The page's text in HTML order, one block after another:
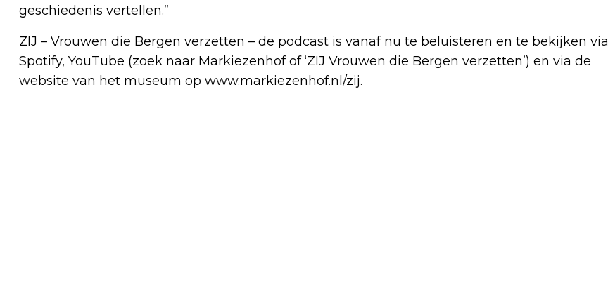
geschiedenis vertellen.”
ZIJ – Vrouwen die Bergen verzetten – de podcast is vanaf nu te beluisteren en te bekijken via
Spotify, YouTube (zoek naar Markiezenhof of ‘ZIJ Vrouwen die Bergen verzetten’) en via de
website van het museum op www.markiezenhof.nl/zij.